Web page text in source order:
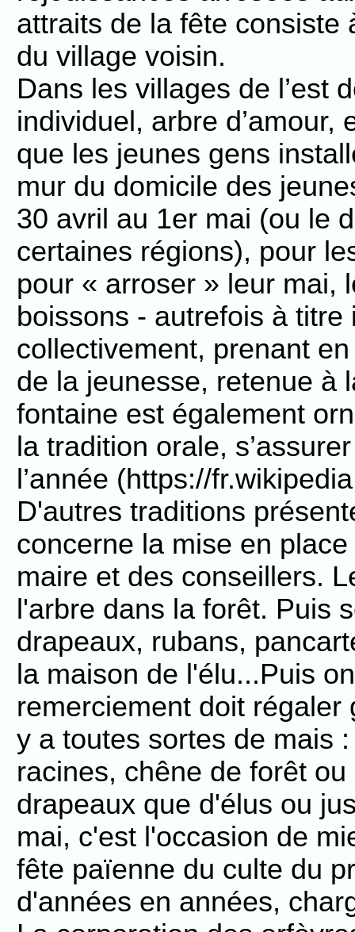
attraits de la fête consiste
du village voisin.
Dans les villages de l’est
individuel, arbre
que les jeunes gens
mur du domicile des
30 avril au 1er mai (ou le
certaines régions), pour
pour « arroser » leur mai,
boissons - autrefois à
collectivement, prenant
de la jeunesse, retenue à
fontaine est également
la tradition orale,
l’année (https://
D'autres traditions
concerne la mise en
maire et des conseillers.
l'arbre dans la forêt. Puis
drapeaux, rubans,
la maison de l'élu...Puis
remerciement doit
y a toutes sortes de mais
racines, chêne de forêt
drapeaux que d'élus ou
mai, c'est l'occasion de
fête païenne du culte du
d'années en années,